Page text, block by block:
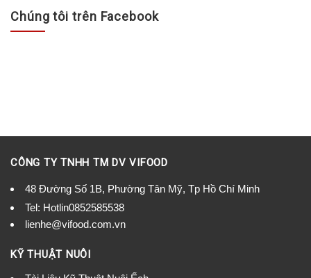
Chúng tôi trên Facebook
CÔNG TY TNHH TM DV VIFOOD
48 Đường Số 1B, Phường Tân Mỹ, Tp Hồ Chí Minh
Tel: Hotlin0852585538
lienhe@vifood.com.vn
KỸ THUẬT NUÔI